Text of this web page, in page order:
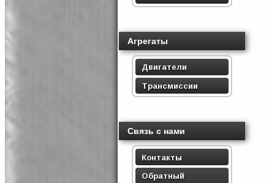
Агрегаты
Двигатели
Трансмиссии
Связь с нами
Контакты
Обратный